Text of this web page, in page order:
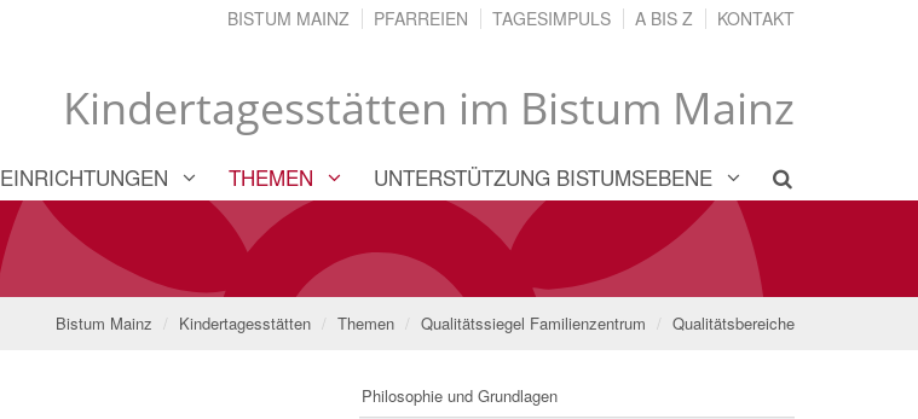
BISTUM MAINZ PFARREIEN TAGESIMPULS A BIS Z KONTAKT
Kindertagesstätten im Bistum Mainz
EINRICHTUNGEN THEMEN UNTERSTÜTZUNG BISTUMSEBENE
Bistum Mainz Kindertagesstätten Themen Qualitätssiegel Familienzentrum Qualitätsbereiche
Philosophie und Grundlagen